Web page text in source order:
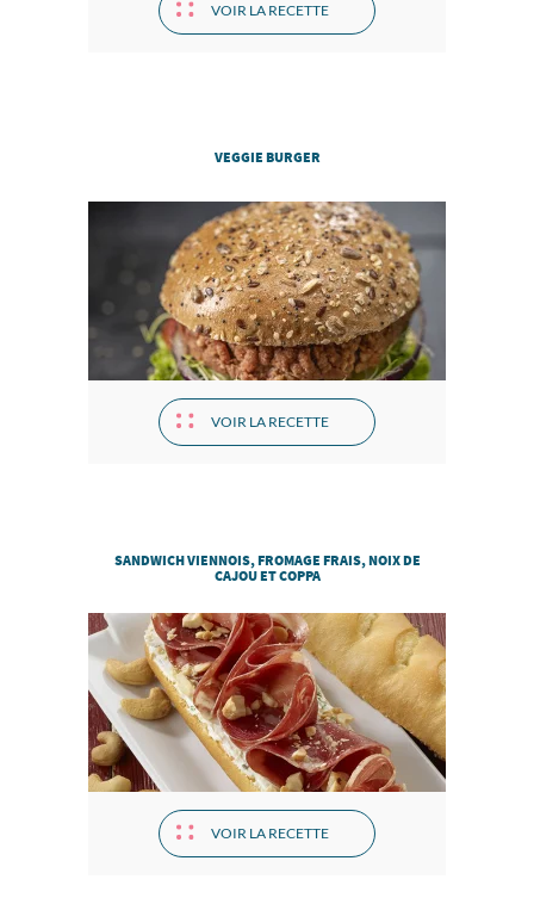
VOIR LA RECETTE
VEGGIE BURGER
VOIR LA RECETTE
SANDWICH VIENNOIS, FROMAGE FRAIS, NOIX DE
CAJOU ET COPPA
VOIR LA RECETTE